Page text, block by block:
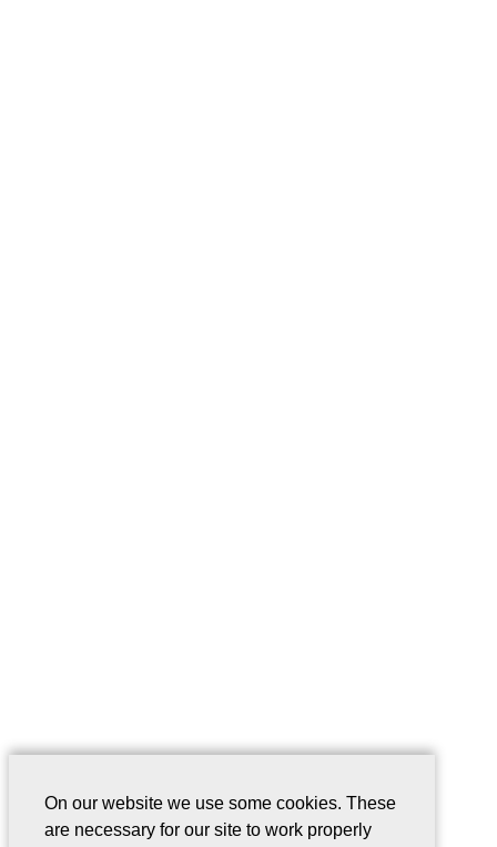
On our website we use some cookies. These
are necessary for our site to work properly